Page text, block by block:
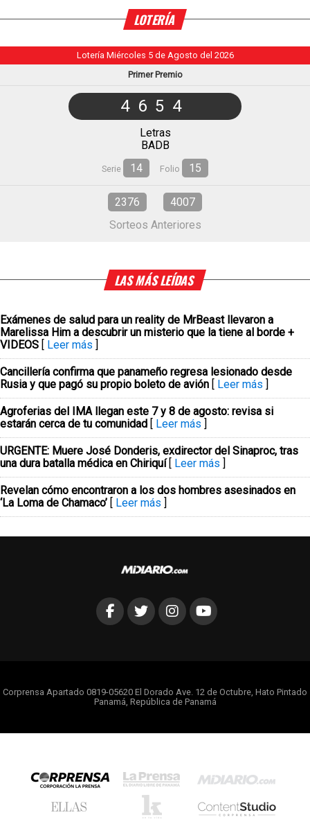
LOTERÍA
Lotería Miércoles 5 de Agosto del 2026
Primer Premio
4654
Letras
BADB
Serie 14 Folio 15
2376
4007
Sorteos Anteriores
LAS MÁS LEÍDAS
Exámenes de salud para un reality de MrBeast llevaron a
Marelissa Him a descubrir un misterio que la tiene al borde +
VIDEOS [ Leer más ]
Cancillería confirma que panameño regresa lesionado desde
Rusia y que pagó su propio boleto de avión [ Leer más ]
Agroferias del IMA llegan este 7 y 8 de agosto: revisa si
estarán cerca de tu comunidad [ Leer más ]
URGENTE: Muere José Donderis, exdirector del Sinaproc, tras
una dura batalla médica en Chiriquí [ Leer más ]
Revelan cómo encontraron a los dos hombres asesinados en
‘La Loma de Chamaco’ [ Leer más ]
Corprensa Apartado 0819-05620 El Dorado Ave. 12 de Octubre, Hato Pintado
Panamá, República de Panamá